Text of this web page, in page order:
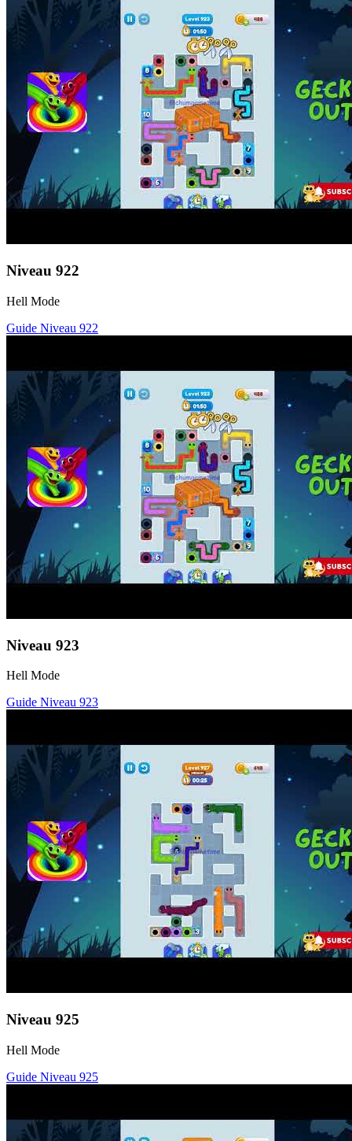
Niveau 922
Hell Mode
Guide Niveau 922
Niveau 923
Hell Mode
Guide Niveau 923
Niveau 925
Hell Mode
Guide Niveau 925